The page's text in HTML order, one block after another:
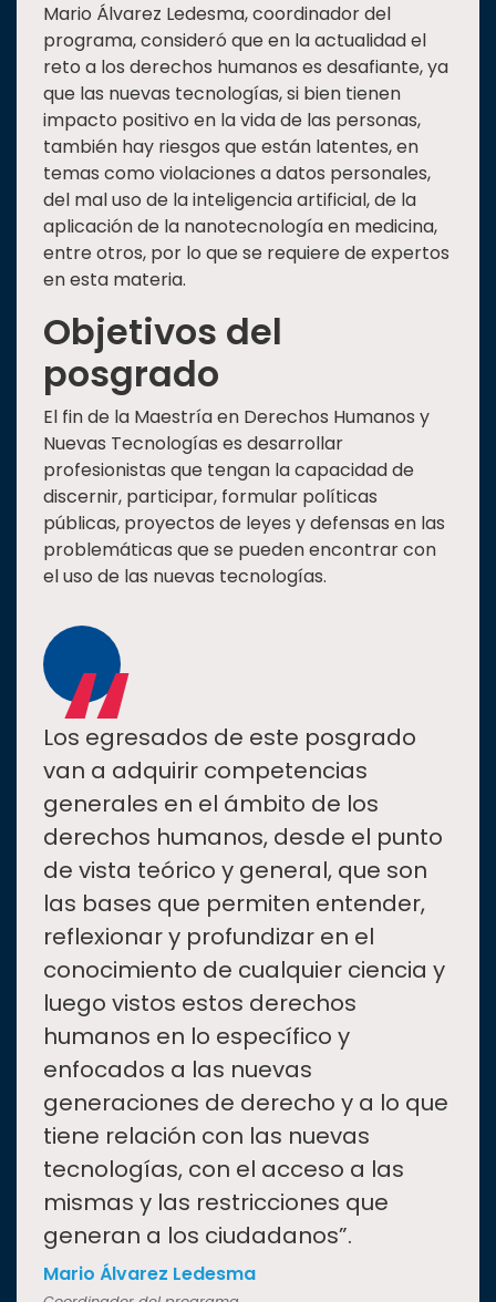
Mario Álvarez Ledesma, coordinador del
programa, consideró que en la actualidad el
reto a los derechos humanos es desafiante, ya
que las nuevas tecnologías, si bien tienen
impacto positivo en la vida de las personas,
también hay riesgos que están latentes, en
temas como violaciones a datos personales,
del mal uso de la inteligencia artificial, de la
aplicación de la nanotecnología en medicina,
entre otros, por lo que se requiere de expertos
en esta materia.
Objetivos del
posgrado
El fin de la Maestría en Derechos Humanos y
Nuevas Tecnologías es desarrollar
profesionistas que tengan la capacidad de
discernir, participar, formular políticas
públicas, proyectos de leyes y defensas en las
problemáticas que se pueden encontrar con
el uso de las nuevas tecnologías.
“
Los egresados de este posgrado
van a adquirir competencias
generales en el ámbito de los
derechos humanos, desde el punto
de vista teórico y general, que son
las bases que permiten entender,
reflexionar y profundizar en el
conocimiento de cualquier ciencia y
luego vistos estos derechos
humanos en lo específico y
enfocados a las nuevas
generaciones de derecho y a lo que
tiene relación con las nuevas
tecnologías, con el acceso a las
mismas y las restricciones que
generan a los ciudadanos”.
Mario Álvarez Ledesma